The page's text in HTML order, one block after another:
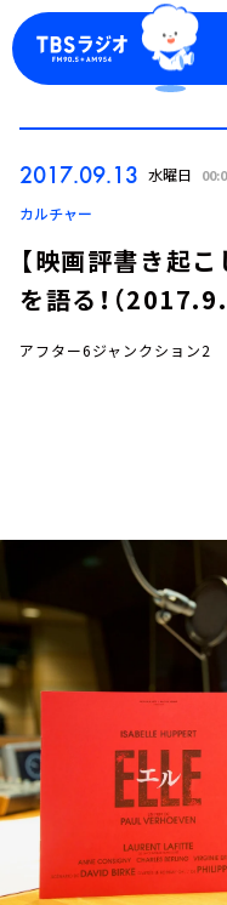
お知らせ
イベント・グッ
YouTube
2017.09.13 水曜日
カルチャー
【映画評書き起こ
を語る！（
アフター6ジャンクション2